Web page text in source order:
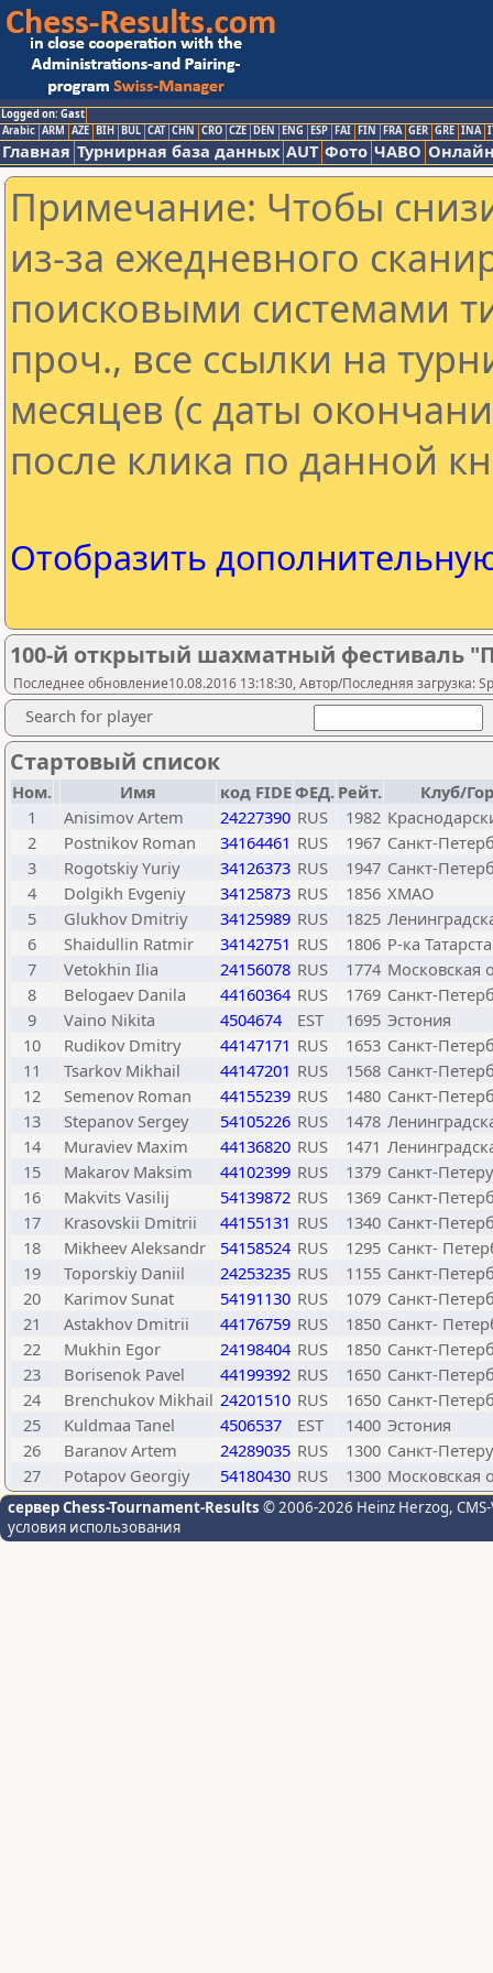
Logged on: Gast
Arabic ARM AZE BIH BUL CAT CHN CRO CZE DEN ENG ESP FAI FIN FRA GER GRE INA
Главная Турнирная база данных AUT Фото ЧАВО
Примечание: Чтобы
из-за ежедневного
поисковыми системами
проч., все ссылки на
месяцев (с даты
после клика по данной
Отобразить
100-й открытый шахматный фестиваль
Последнее обновление10.08.2016 13:18:30, Автор/Последняя загрузка:
Search for player
Стартовый список
Ном. Имя код FIDEФЕД. Рейт.
Клуб/
1
Anisimov Artem 24227390 RUS 1982
2
Postnikov Roman 34164461 RUS 1967 Санкт-
3
Rogotskiy Yuriy 34126373 RUS 1947 Санкт-
4
Dolgikh Evgeniy 34125873 RUS 1856 ХМАО
5
Glukhov Dmitriy 34125989 RUS 1825
6
Shaidullin Ratmir 34142751 RUS 1806 Р-ка
7
Vetokhin Ilia 24156078 RUS 1774 Московская
8
Belogaev Danila 44160364 RUS 1769 Санкт-
9
Vaino Nikita 4504674 EST 1695 Эстония
10
Rudikov Dmitry 44147171 RUS 1653 Санкт-
11
Tsarkov Mikhail 44147201 RUS 1568 Санкт-
12
Semenov Roman 44155239 RUS 1480 Санкт-
13
Stepanov Sergey 54105226 RUS 1478
14
Muraviev Maxim 44136820 RUS 1471
15
Makarov Maksim 44102399 RUS 1379 Санкт-
16
Makvits Vasilij 54139872 RUS 1369 Санкт-
17
Krasovskii Dmitrii 44155131 RUS 1340 Санкт-
18
Mikheev Aleksandr 54158524 RUS 1295 Санкт-
19
Toporskiy Daniil 24253235 RUS 1155 Санкт-
20
Karimov Sunat 54191130 RUS 1079 Санкт-
21
Astakhov Dmitrii 44176759 RUS 1850 Санкт-
22
Mukhin Egor 24198404 RUS 1850 Санкт-
23
Borisenok Pavel 44199392 RUS 1650 Санкт-
24
Brenchukov Mikhail 24201510 RUS 1650 Санкт-
25
Kuldmaa Tanel 4506537 EST 1400 Эстония
26
Baranov Artem 24289035 RUS 1300 Санкт-
27
Potapov Georgiy 54180430 RUS 1300 Московская
сервер Chess-Tournament-Results © 2006-2026 Heinz Herzog,
условия использования